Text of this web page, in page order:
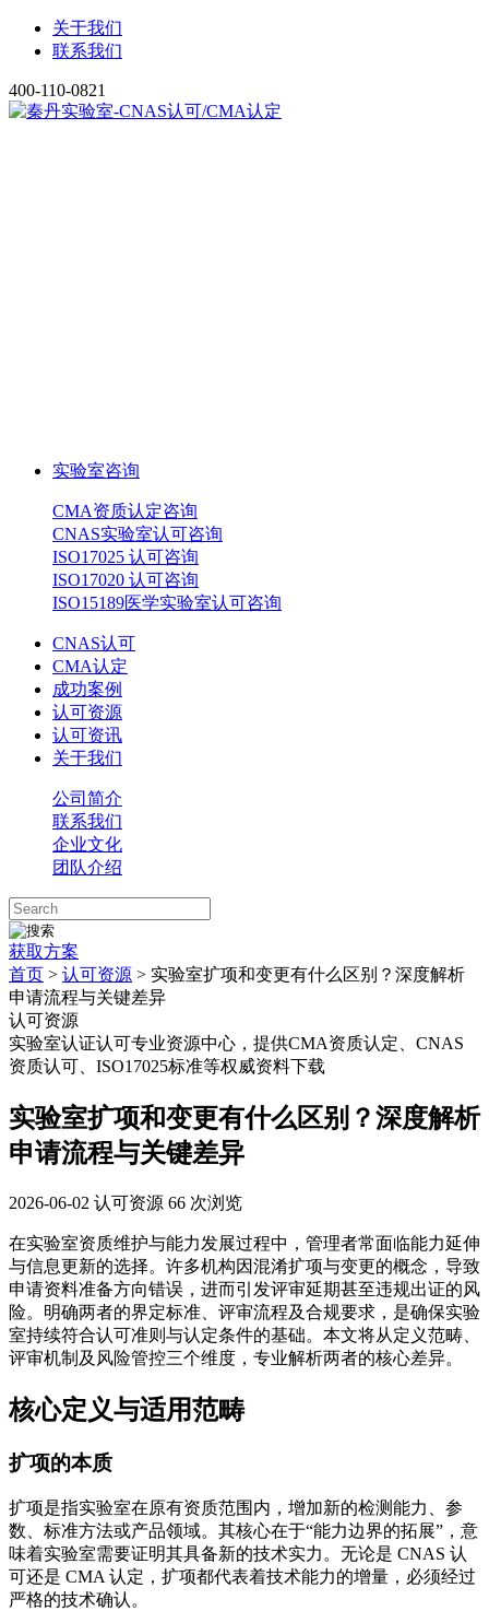
关于我们
联系我们
400-110-0821
实验室咨询
CMA资质认定咨询
CNAS实验室认可咨询
ISO17025 认可咨询
ISO17020 认可咨询
ISO15189医学实验室认可咨询
CNAS认可
CMA认定
成功案例
认可资源
认可资讯
关于我们
公司简介
联系我们
企业文化
团队介绍
获取方案
首页 > 认可资源 > 实验室扩项和变更有什么区别？深度解析
申请流程与关键差异
认可资源
实验室认证认可专业资源中心，提供CMA资质认定、CNAS
资质认可、ISO17025标准等权威资料下载
实验室扩项和变更有什么区别？深度解析
申请流程与关键差异
2026-06-02 认可资源 66 次浏览
在实验室资质维护与能力发展过程中，管理者常面临能力延伸
与信息更新的选择。许多机构因混淆扩项与变更的概念，导致
申请资料准备方向错误，进而引发评审延期甚至违规出证的风
险。明确两者的界定标准、评审流程及合规要求，是确保实验
室持续符合认可准则与认定条件的基础。本文将从定义范畴、
评审机制及风险管控三个维度，专业解析两者的核心差异。
核心定义与适用范畴
扩项的本质
扩项是指实验室在原有资质范围内，增加新的检测能力、参
数、标准方法或产品领域。其核心在于“能力边界的拓展”，意
味着实验室需要证明其具备新的技术实力。无论是 CNAS 认
可还是 CMA 认定，扩项都代表着技术能力的增量，必须经过
严格的技术确认。